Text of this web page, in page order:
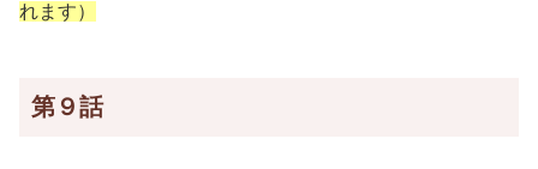
れます）
第９話